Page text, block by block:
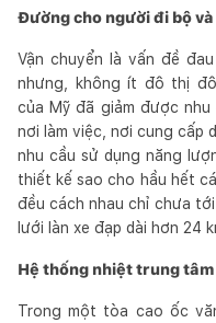
Đường cho người đi bộ
Vận chuyển là vấn đề
nhưng, không ít đô thị
của Mỹ đã giảm được
nơi làm việc, nơi cung cấp
nhu cầu sử dụng năng
thiết kế sao cho hầu hết
đều cách nhau chỉ chưa
lưới làn xe đạp dài hơn 24
Hệ thống nhiệt trung tâm
Trong một tòa cao ốc